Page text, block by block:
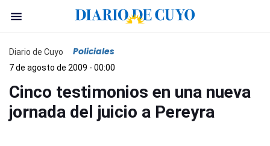
Diario de Cuyo Policiales
7 de agosto de 2009 - 00:00
Cinco testimonios en una nueva
jornada del juicio a Pereyra